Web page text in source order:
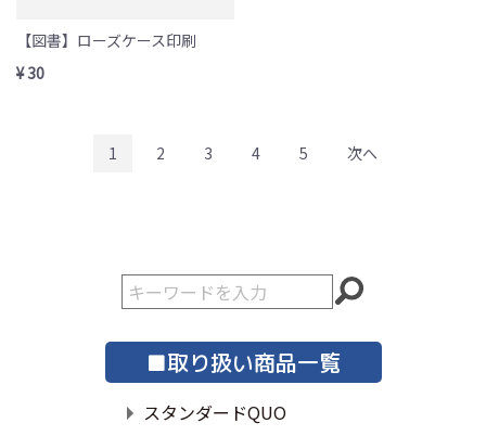
【図書】ローズケース印刷
¥ 30
1 2 3 4 5 次へ
■取り扱い商品一覧
スタンダードQUO